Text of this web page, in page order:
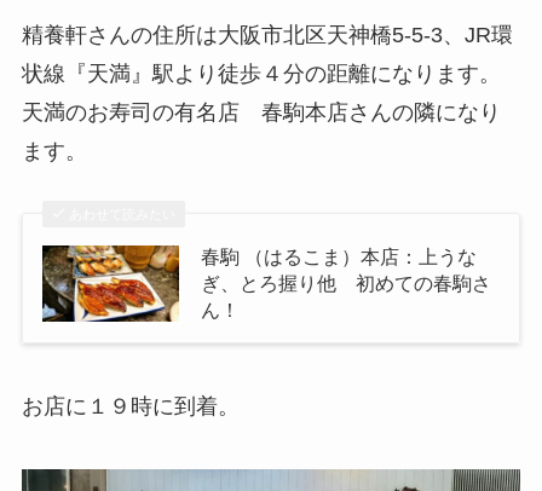
精養軒さんの住所は大阪市北区天神橋5-5-3、JR環
状線『天満』駅より徒歩４分の距離になります。
天満のお寿司の有名店 春駒本店さんの隣になり
ます。
春駒 （はるこま）本店：上うな
ぎ、とろ握り他 初めての春駒さ
ん！
お店に１９時に到着。